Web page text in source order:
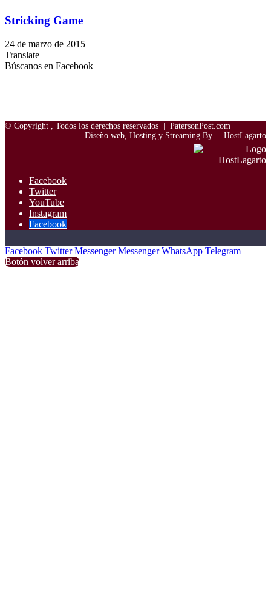
Stricking Game
24 de marzo de 2015
Translate
Búscanos en Facebook
© Copyright , Todos los derechos reservados | PatersonPost.com
Diseño web, Hosting y Streaming By | HostLagarto
Facebook
Twitter
YouTube
Instagram
Facebook
Facebook Twitter Messenger Messenger WhatsApp Telegram
Botón volver arriba